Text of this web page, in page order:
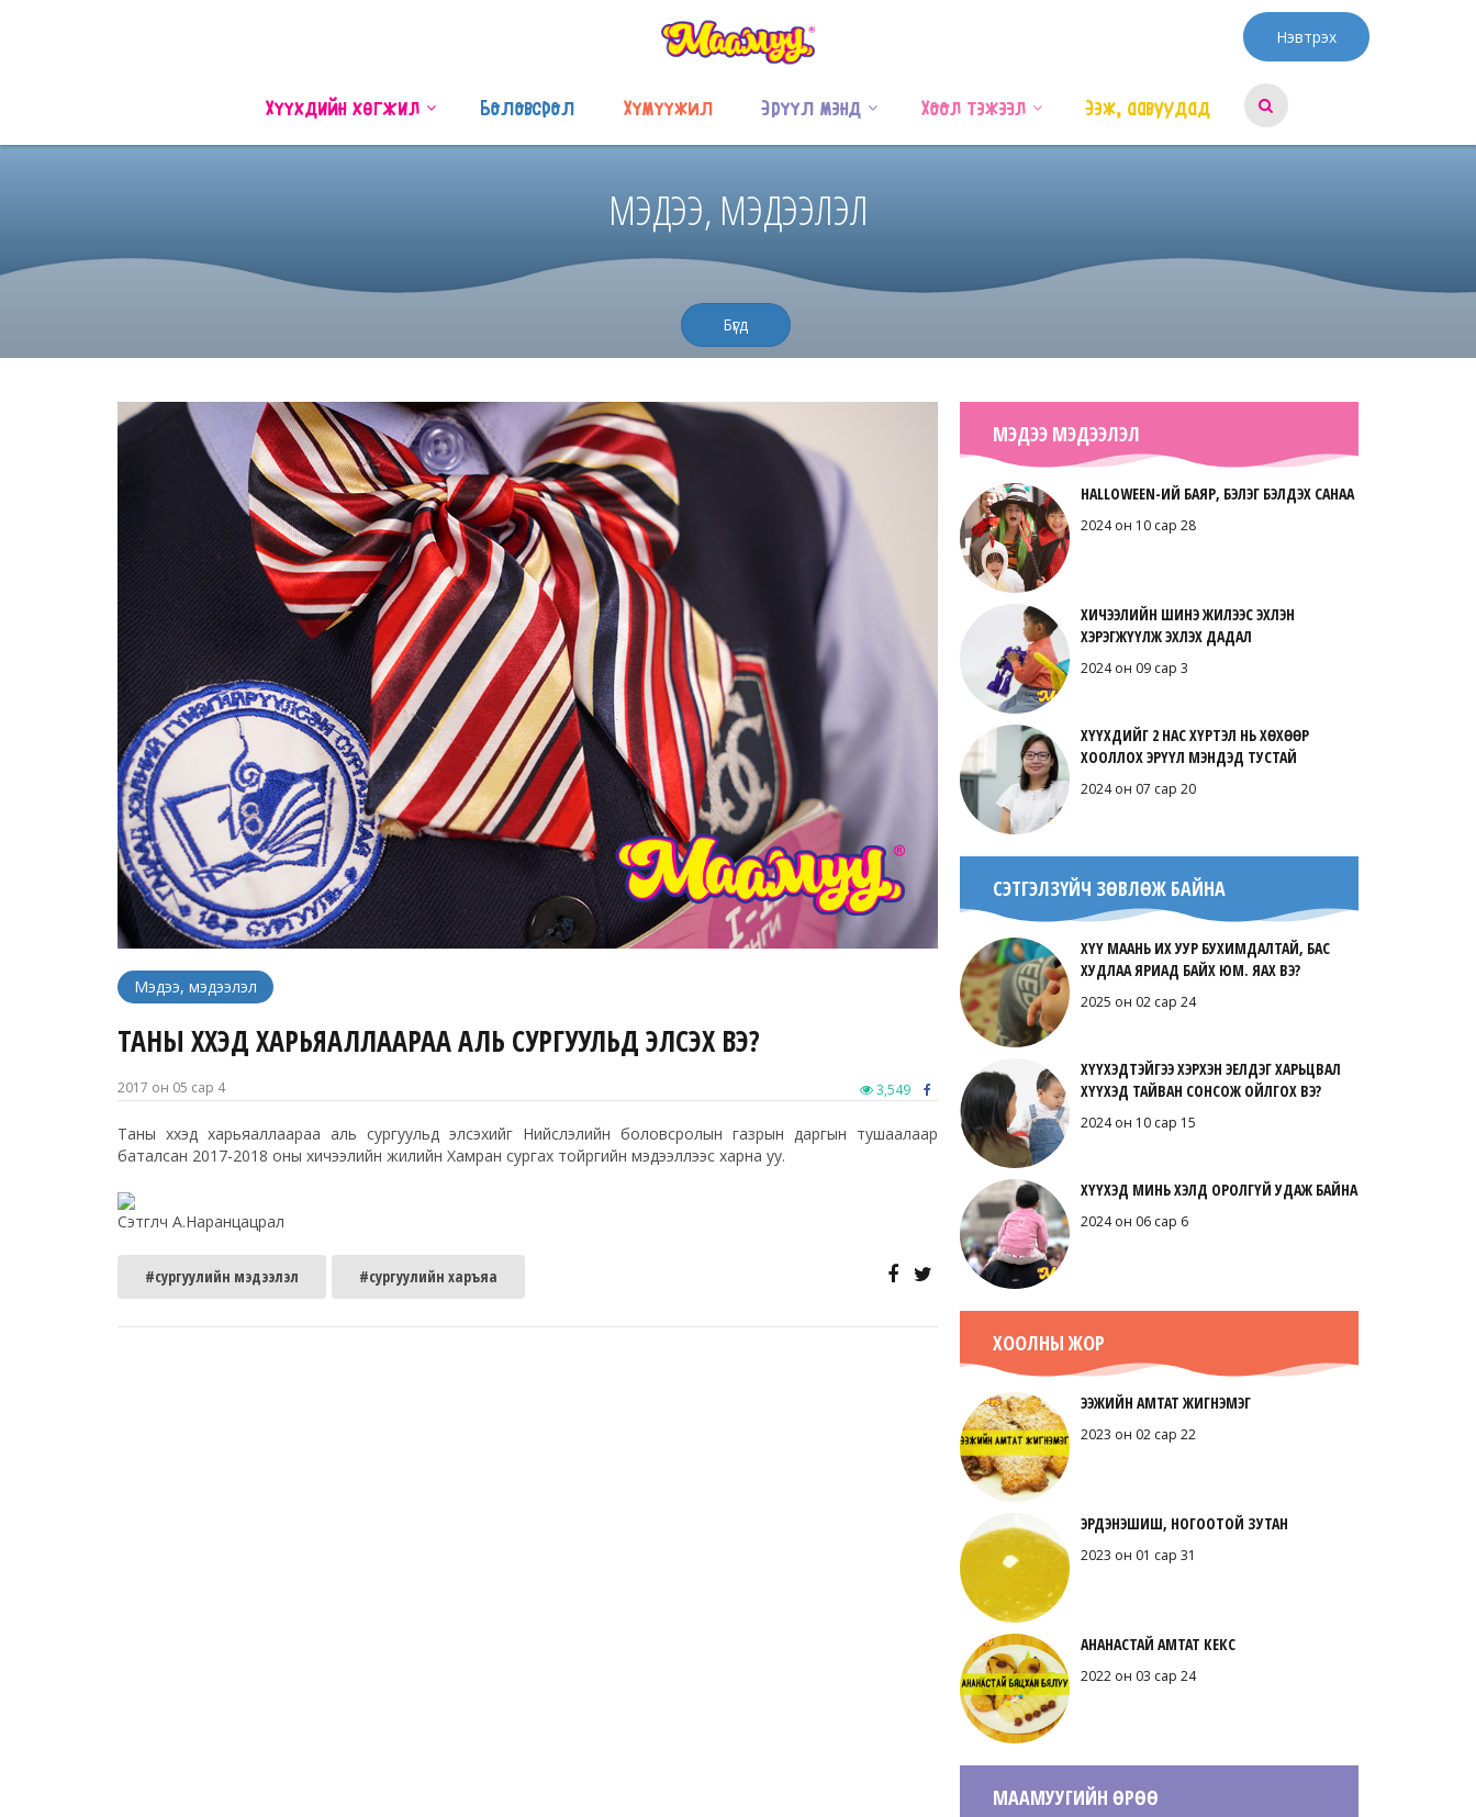
Нэвтрэх
Хүүхдийн хөгжил Боловсрол Хүмүүжил Эрүүл мэнд Хоол тэжээл Ээж, аавуудад
МЭДЭЭ, МЭДЭЭЛЭЛ
Бүгд
Мэдээ, мэдээлэл
ТАНЫ ХҮҮХЭД ХАРЬЯАЛЛААРАА АЛЬ СУРГУУЛЬД ЭЛСЭХ ВЭ?
2017 он 05 сар 4 3,549
Таны хүүхэд харьяаллаараа аль сургуульд элсэхийг Нийслэлийн боловсролын газрын даргын тушаалаар
баталсан 2017-2018 оны хичээлийн жилийн Хамран сургах тойргийн мэдээллээс харна уу.
Сэтгүүлч А.Наранцацрал
#сургуулийн мэдээлэл #сургуулийн харъяа
МЭДЭЭ МЭДЭЭЛЭЛ
HALLOWEEN-ИЙ БАЯР, БЭЛЭГ БЭЛДЭХ САНАА
2024 он 10 сар 28
ХИЧЭЭЛИЙН ШИНЭ ЖИЛЭЭС ЭХЛЭН
ХЭРЭГЖҮҮЛЖ ЭХЛЭХ ДАДАЛ
2024 он 09 сар 3
ХҮҮХДИЙГ 2 НАС ХҮРТЭЛ НЬ ХӨХӨӨР
ХООЛЛОХ ЭРҮҮЛ МЭНДЭД ТУСТАЙ
2024 он 07 сар 20
СЭТГЭЛЗҮЙЧ ЗӨВЛӨЖ БАЙНА
ХҮҮ МААНЬ ИХ УУР БУХИМДАЛТАЙ, БАС
ХУДЛАА ЯРИАД БАЙХ ЮМ. ЯАХ ВЭ?
2025 он 02 сар 24
ХҮҮХЭДТЭЙГЭЭ ХЭРХЭН ЭЕЛДЭГ ХАРЬЦВАЛ
ХҮҮХЭД ТАЙВАН СОНСОЖ ОЙЛГОХ ВЭ?
2024 он 10 сар 15
ХҮҮХЭД МИНЬ ХЭЛД ОРОЛГҮЙ УДАЖ БАЙНА
2024 он 06 сар 6
ХООЛНЫ ЖОР
ЭЭЖИЙН АМТАТ ЖИГНЭМЭГ
2023 он 02 сар 22
ЭРДЭНЭШИШ, НОГООТОЙ ЗУТАН
2023 он 01 сар 31
АНАНАСТАЙ АМТАТ КЕКС
2022 он 03 сар 24
МААМУУГИЙН ӨРӨӨ